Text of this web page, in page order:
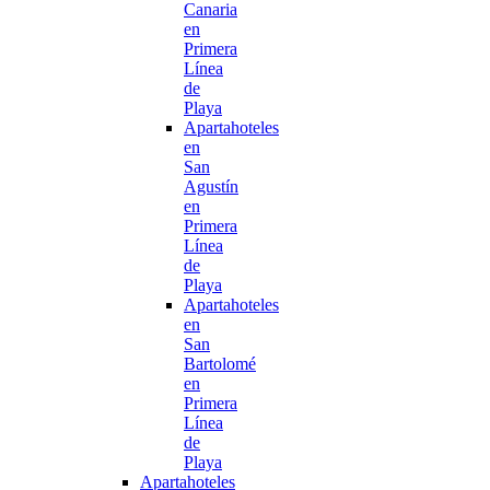
Canaria
en
Primera
Línea
de
Playa
Apartahoteles
en
San
Agustín
en
Primera
Línea
de
Playa
Apartahoteles
en
San
Bartolomé
en
Primera
Línea
de
Playa
Apartahoteles